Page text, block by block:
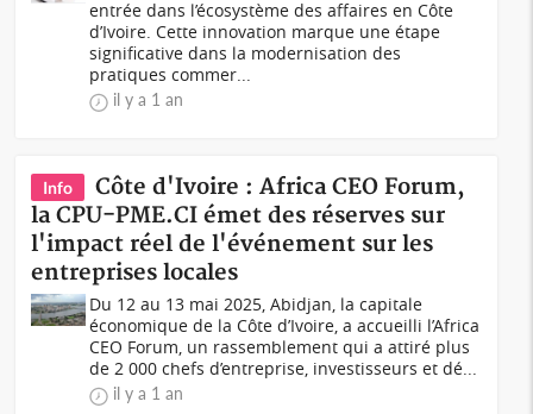
entrée dans l’écosystème des affaires en Côte
d’Ivoire. Cette innovation marque une étape
significative dans la modernisation des
pratiques commer...
il y a 1 an
Info
Côte d'Ivoire : Africa CEO Forum,
la CPU-PME.CI émet des réserves sur
l'impact réel de l'événement sur les
entreprises locales
Du 12 au 13 mai 2025, Abidjan, la capitale
économique de la Côte d’Ivoire, a accueilli l’Africa
CEO Forum, un rassemblement qui a attiré plus
de 2 000 chefs d’entreprise, investisseurs et dé...
il y a 1 an